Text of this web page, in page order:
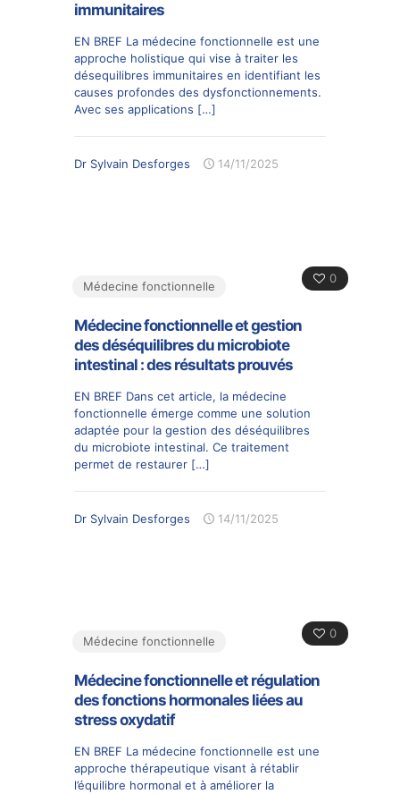
immunitaires
EN BREF La médecine fonctionnelle est une
approche holistique qui vise à traiter les
désequilibres immunitaires en identifiant les
causes profondes des dysfonctionnements.
Avec ses applications […]
Dr Sylvain Desforges 14/11/2025
0
Médecine fonctionnelle
Médecine fonctionnelle et gestion
des déséquilibres du microbiote
intestinal : des résultats prouvés
EN BREF Dans cet article, la médecine
fonctionnelle émerge comme une solution
adaptée pour la gestion des déséquilibres
du microbiote intestinal. Ce traitement
permet de restaurer […]
Dr Sylvain Desforges 14/11/2025
0
Médecine fonctionnelle
Médecine fonctionnelle et régulation
des fonctions hormonales liées au
stress oxydatif
EN BREF La médecine fonctionnelle est une
approche thérapeutique visant à rétablir
l’équilibre hormonal et à améliorer la